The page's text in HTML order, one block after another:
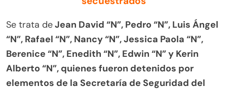
Se trata deJean David “N”, Pedro “N”, Luis Ángel
“N”, Rafael “N”, Nancy “N”, Jessica Paola “N”,
Berenice “N”, Enedith “N”, Edwin “N” y Kerin
Alberto “N”, quienes fueron detenidos por
elementos de la Secretaría de Seguridad del